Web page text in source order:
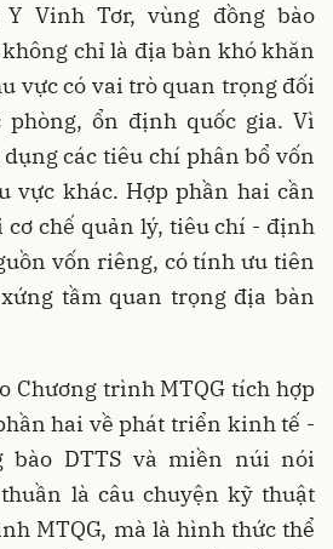
Vinh Tơr, vùng đồng bào
chỉ là địa bàn khó khăn
vực có vai trò quan trọng đối
ổn định quốc gia. Vì
các tiêu chí phân bổ vốn
vực khác. Hợp phần hai cần
cơ chế quản lý, tiêu chí - định
vốn riêng, có tính ưu tiên
tầm quan trọng địa bàn
Chương trình MTQG tích hợp
hai về phát triển kinh tế -
bào DTTS và miền núi nói
là câu chuyện kỹ thuật
MTQG, mà là hình thức thể